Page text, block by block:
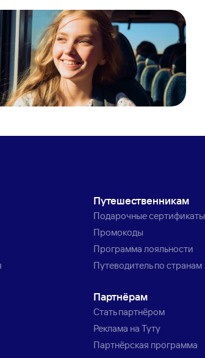
Путешественникам
Подарочные сертификаты
Промокоды
Программа лояльности
Путеводитель по странам
Партнёрам
Стать партнёром
Реклама на Туту
Партнёрская программа